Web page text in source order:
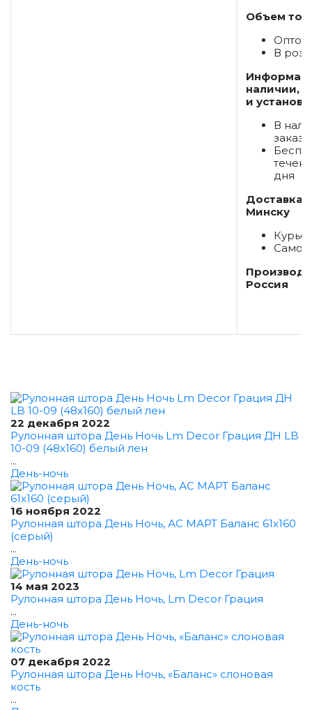
Объем
Оптом
В
наличии,
и
В
заказ
дня
Доставка
Минску
Россия
22 декабря 2022
Рулонная штора День Ночь Lm Decor Грация ДН LB
10-09 (48x160) белый лен
...
День-ночь
16 ноября 2022
Рулонная штора День Ночь, АС МАРТ Баланс 61x160
(серый)
...
День-ночь
14 мая 2023
Рулонная штора День Ночь, Lm Decor Грация
...
День-ночь
07 декабря 2022
Рулонная штора День Ночь, «Баланс» слоновая
кость
...